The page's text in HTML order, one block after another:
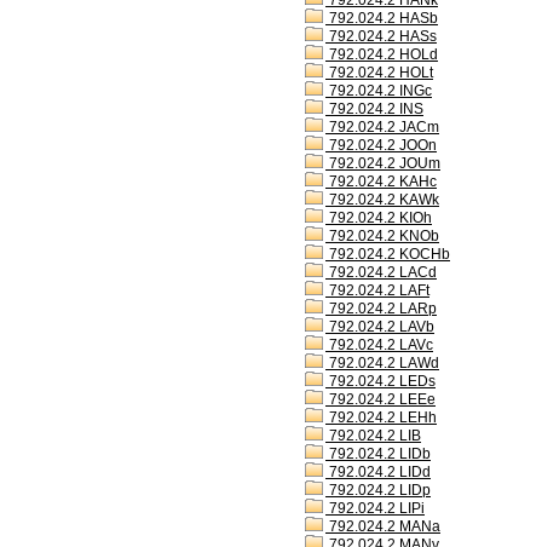
792.024.2 HASb
792.024.2 HASs
792.024.2 HOLd
792.024.2 HOLt
792.024.2 INGc
792.024.2 INS
792.024.2 JACm
792.024.2 JOOn
792.024.2 JOUm
792.024.2 KAHc
792.024.2 KAWk
792.024.2 KIOh
792.024.2 KNOb
792.024.2 KOCHb
792.024.2 LACd
792.024.2 LAFt
792.024.2 LARp
792.024.2 LAVb
792.024.2 LAVc
792.024.2 LAWd
792.024.2 LEDs
792.024.2 LEEe
792.024.2 LEHh
792.024.2 LIB
792.024.2 LIDb
792.024.2 LIDd
792.024.2 LIDp
792.024.2 LIPi
792.024.2 MANa